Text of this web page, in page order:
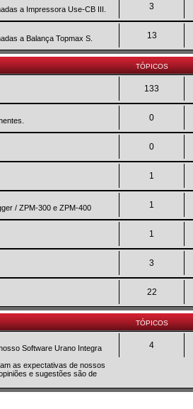
a Impressora Use-CB III. 3
a Balança Topmax S. 13
TÓPICOS
133
0
0
1
/ ZPM-300 e ZPM-400 1
1
3
22
TÓPICOS
Software Urano Integra
as expectativas de nossos
e sugestões são de
4